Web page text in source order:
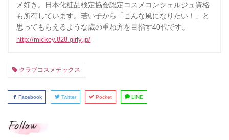
メ好き。日本化粧品検定協会認定コスメコンシェルジュ資格
も所有しています。若い子から「こんな風になりたい！」と
思ってもらえるような歳の重ね方を目指す40代です。
http://mickey.828.girly.jp/
クラブコスメチックス
Facebook Twitter Pocket LINE
Follow